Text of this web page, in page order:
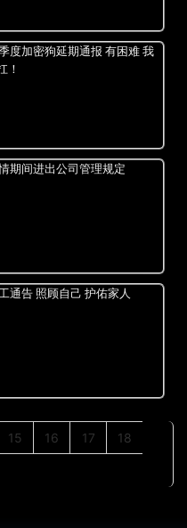
度加密狗延期通报 有困难 我
！
期间进出公司管理规定
通告 照顾自己 护佑家人
15 16 17 18